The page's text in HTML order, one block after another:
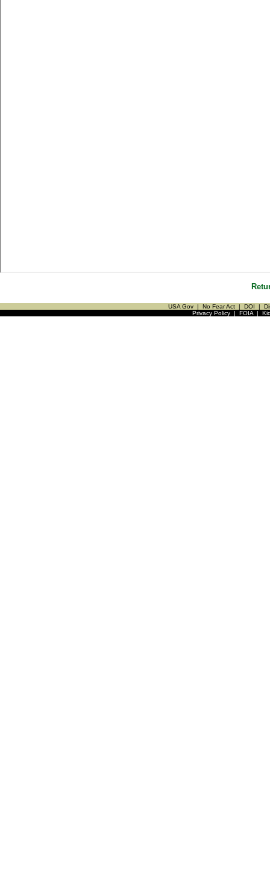
USA Gov | No Fear Act | DOI |
Privacy Policy| FOIA|